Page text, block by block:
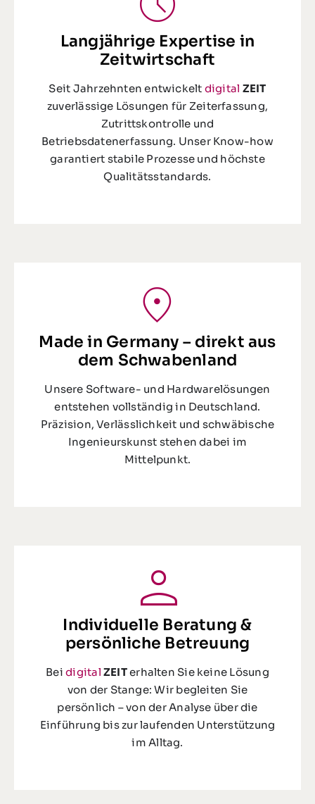
Langjährige Expertise in
Zeitwirtschaft
Seit Jahrzehnten entwickelt digital ZEIT
zuverlässige Lösungen für Zeiterfassung,
Zutrittskontrolle und
Betriebsdatenerfassung. Unser Know-how
garantiert stabile Prozesse und höchste
Qualitätsstandards.
Made in Germany – direkt aus
dem Schwabenland
Unsere Software- und Hardwarelösungen
entstehen vollständig in Deutschland.
Präzision, Verlässlichkeit und schwäbische
Ingenieurskunst stehen dabei im
Mittelpunkt.
Individuelle Beratung &
persönliche Betreuung
Beidigital ZEITerhalten Sie keine Lösung
von der Stange: Wir begleiten Sie
persönlich – von der Analyse über die
Einführung bis zur laufenden Unterstützung
im Alltag.